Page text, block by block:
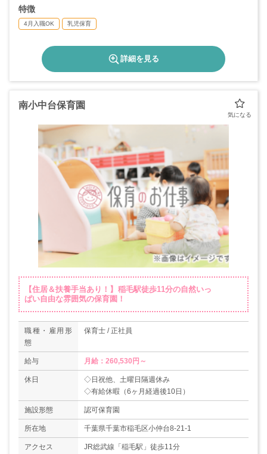
特徴
4月入職OK 乳児保育
詳細を見る
南小中台保育園
【住居＆扶養手当あり！】稲毛駅徒歩11分の自然いっ
ぱい自由な雰囲気の保育園！
職種・雇用形
態
保育士 / 正社員
給与 月給：260,530円～
休日
◇日祝他、土曜日隔週休み
◇有給休暇（6ヶ月経過後10日）
施設形態 認可保育園
所在地 千葉県千葉市稲毛区小仲台8-21-1
アクセス JR総武線「稲毛駅」徒歩11分